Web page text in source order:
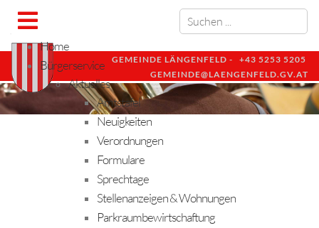
GEMEINDE LÄNGENFELD - +43 5253 5205
GEMEINDE@LAENGENFELD.GV.AT
Home
Bürgerservice
Aktuelles
Amtstafel
Neuigkeiten
Verordnungen
Formulare
Sprechtage
Stellenanzeigen & Wohnungen
Parkraumbewirtschaftung